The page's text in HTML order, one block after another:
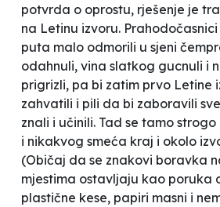
potvrda o oprostu, rješenje je
na Letinu izvoru.
puta malo odmorili u sjeni
odahnuli, vina slatkog gucnuli i
prigrizli, pa bi zatim prvo Letine
zahvatili i pili da bi zaboravili
znali i učinili. Tad se tamo
i nikakvog smeća kraj i okolo
(Običaj da se znakovi boravka
mjestima ostavljaju kao poruka
plastične kese, papiri masni i